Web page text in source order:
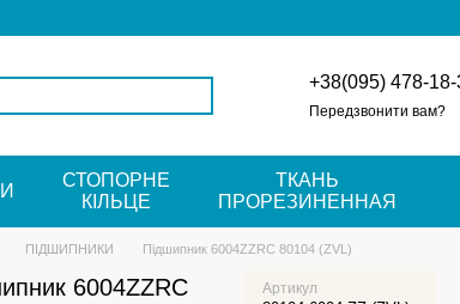
+38(095) 478-
Передзвонити вам?
СТОПОРНЕ
КIЛЬЦЕ
ТКАНЬ
ПРОРЕЗИНЕННАЯ
ПІДШИПНИКИ Підшипник 6004ZZRC 80104 (ZVL)
6004ZZRC
Артикул